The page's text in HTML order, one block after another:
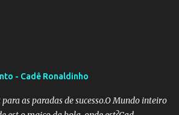
- Cadê Ronaldinho
as paradas de sucesso.O Mundo inteiro